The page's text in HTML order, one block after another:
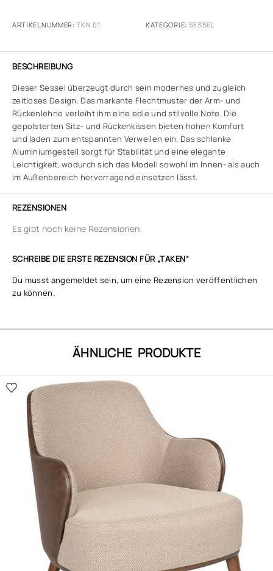
ARTIKELNUMMER:TKN 01 KATEGORIE: SESSEL
BESCHREIBUNG
Dieser Sessel überzeugt durch sein modernes und zugleich
zeitloses Design. Das markante Flechtmuster der Arm- und
Rückenlehne verleiht ihm eine edle und stilvolle Note. Die
gepolsterten Sitz- und Rückenkissen bieten hohen Komfort
und laden zum entspannten Verweilen ein. Das schlanke
Aluminiumgestell sorgt für Stabilität und eine elegante
Leichtigkeit, wodurch sich das Modell sowohl im Innen- als auch
im Außenbereich hervorragend einsetzen lässt.
REZENSIONEN
Es gibt noch keine Rezensionen.
SCHREIBE DIE ERSTE REZENSION FÜR „TAKEN“
Du musst angemeldet sein, um eine Rezension veröffentlichen
zu können.
ÄHNLICHE PRODUKTE